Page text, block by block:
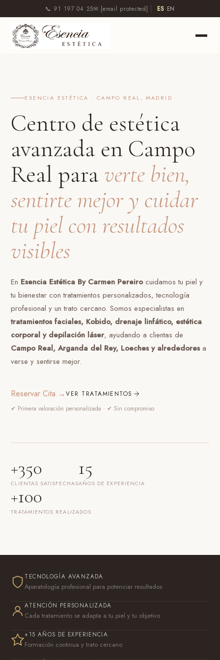
📞 91 197 04 25✉ [email protected] ES·EN
ESENCIA ESTÉTICA · CAMPO REAL, MADRID
Centro de estética
avanzada en Campo
Real para verte bien,
sentirte mejor y cuidar
tu piel con resultados
visibles
En Esencia Estética By Carmen Pereirocuidamos tu piel y
tu bienestar con tratamientos personalizados, tecnología
profesional y un trato cercano. Somos especialistas en
tratamientos faciales, Kobido, drenaje linfático, estética
corporal y depilación láser, ayudando a clientas de
Campo Real, Arganda del Rey, Loeches y alrededoresa
verse y sentirse mejor.
Reservar Cita →VER TRATAMIENTOS
✔ Primera valoración personalizada · ✔ Sin compromiso
+350
CLIENTAS SATISFECHAS
15
AÑOS DE EXPERIENCIA
+100
TRATAMIENTOS REALIZADOS
TECNOLOGÍA AVANZADA
Aparatología profesional para potenciar resultados
ATENCIÓN PERSONALIZADA
Cada tratamiento se adapta a tu piel y tu objetivo
+15 AÑOS DE EXPERIENCIA
Formación continua y trato cercano